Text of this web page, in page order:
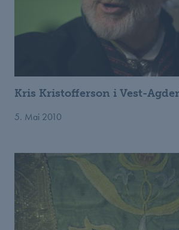
Kris Kristofferson i Vest-
5. Mai 2010